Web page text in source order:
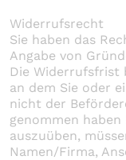
Widerrufsrecht
Sie haben das
Angabe von
Die Widerrufsfrist
an dem Sie oder
nicht der
genommen
auszuüben,
Namen/Firma,